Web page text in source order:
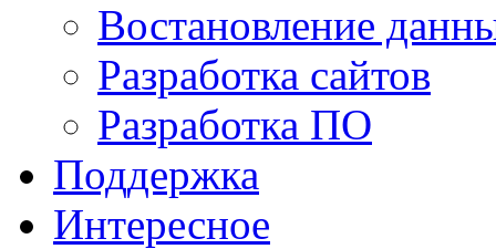
Востановление
Разработка сайтов
Разработка ПО
Поддержка
Интересное